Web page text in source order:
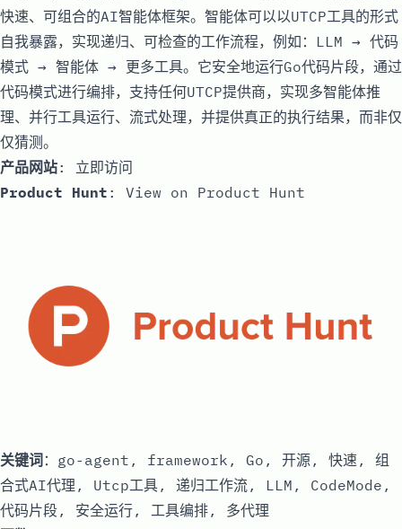
快速、可组合的AI智能体框架。智能体可以以UTCP工具的形式
自我暴露，实现递归、可检查的工作流程，例如：LLM → 代码
模式 → 智能体 → 更多工具。它安全地运行Go代码片段，通过
代码模式进行编排，支持任何UTCP提供商，实现多智能体推
理、并行工具运行、流式处理，并提供真正的执行结果，而非仅
仅猜测。
产品网站: 立即访问
Product Hunt : View on Product Hunt
关键词 ：go-agent, framework, Go, 开源, 快速, 组
合式AI代理, Utcp工具, 递归工作流, LLM, CodeMode,
代码片段, 安全运行, 工具编排, 多代理